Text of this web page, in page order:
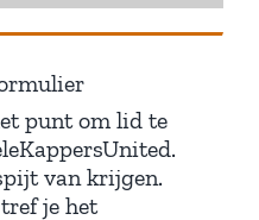
punt om lid te
van krijgen.
je het